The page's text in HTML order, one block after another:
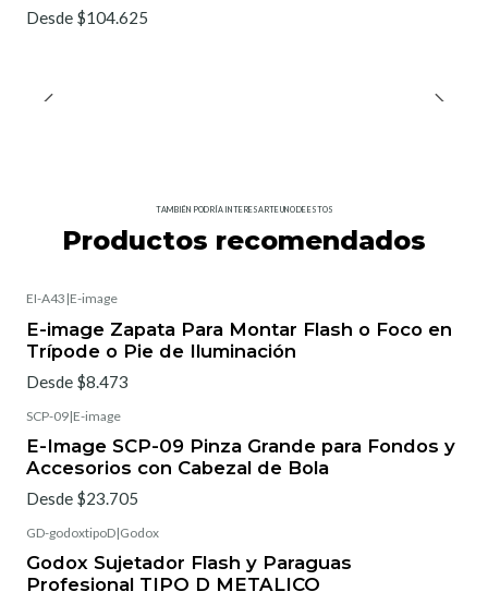
Desde $104.625
TAMBIÉN PODRÍA INTERESARTE UNO DE ESTOS
Productos recomendados
EI-A43 |E-image
E-image Zapata Para Montar Flash o Foco en
Trípode o Pie de Iluminación
Desde $8.473
SCP-09|E-image
E-Image SCP-09 Pinza Grande para Fondos y
Accesorios con Cabezal de Bola
Desde $23.705
GD-godoxtipoD|Godox
Godox Sujetador Flash y Paraguas
Profesional TIPO D METALICO